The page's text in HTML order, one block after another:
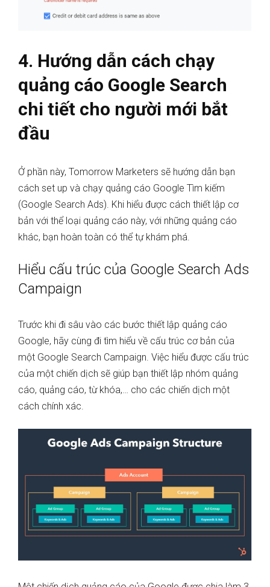
4. Hướng dẫn cách chạy
quảng cáo Google Search
chi tiết cho người mới bắt
đầu
Ở phần này, Tomorrow Marketers sẽ hướng dẫn bạn
cách set up và chạy quảng cáo Google Tìm kiếm
(Google Search Ads). Khi hiểu được cách thiết lập cơ
bản với thể loại quảng cáo này, với những quảng cáo
khác, bạn hoàn toàn có thể tự khám phá.
Hiểu cấu trúc của Google Search Ads
Campaign
Trước khi đi sâu vào các bước thiết lập quảng cáo
Google, hãy cùng đi tìm hiểu về cấu trúc cơ bản của
một Google Search Campaign. Việc hiểu được cấu trúc
của một chiến dịch sẽ giúp bạn thiết lập nhóm quảng
cáo, quảng cáo, từ khóa,… cho các chiến dịch một
cách chính xác.